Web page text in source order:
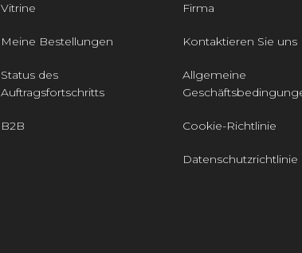
Vitrine
Meine Bestellungen
Status des
Auftragsfortschritts
B2B
Firma
Kontaktieren Sie uns
Allgemeine
Cookie-Richtlinie
Datenschutzrichtlinie